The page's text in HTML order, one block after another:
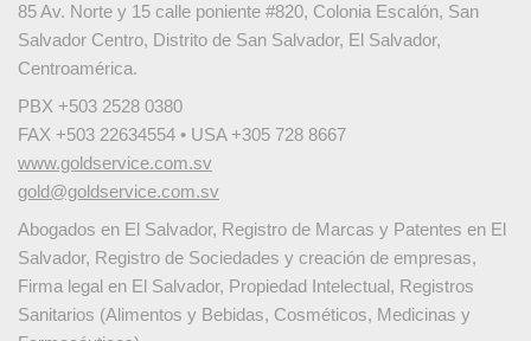
85 Av. Norte y 15 calle poniente #820, Colonia Escalón, San
Salvador Centro, Distrito de San Salvador, El Salvador,
Centroamérica.
PBX +503 2528 0380
FAX +503 22634554 • USA +305 728 8667
www.goldservice.com.sv
gold@goldservice.com.sv
Abogados en El Salvador, Registro de Marcas y Patentes en El
Salvador, Registro de Sociedades y creación de empresas,
Firma legal en El Salvador, Propiedad Intelectual, Registros
Sanitarios (Alimentos y Bebidas, Cosméticos, Medicinas y